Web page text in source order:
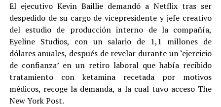
El ejecutivo Kevin Baillie demandó a Netflix tras ser
despedido de su cargo de vicepresidente y jefe creativo
del estudio de producción interno de la compañía,
Eyeline Studios, con un salario de 1,1 millones de
dólares anuales, después de revelar durante un ‘ejercicio
de confianza’ en un retiro laboral que había recibido
tratamiento con ketamina recetada por motivos
médicos, recoge la demanda, a la cual tuvo acceso The
New York Post.